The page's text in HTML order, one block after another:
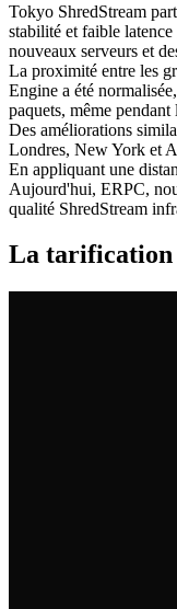
Tokyo ShredStream
stabilité et faible
nouveaux serveurs et
La proximité entre les
Engine a été
paquets, même
Des améliorations
Londres, New York et
En appliquant une
Aujourd'hui, ERPC,
qualité ShredStream
La tarification